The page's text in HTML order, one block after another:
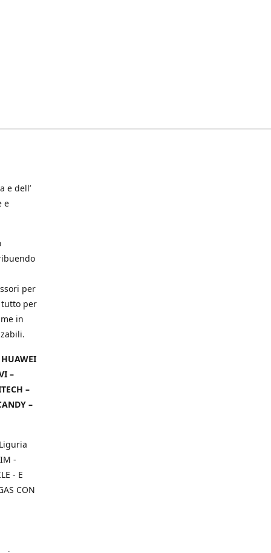
e dell’
e
per
per
in
–
–
–
-
- E
CON